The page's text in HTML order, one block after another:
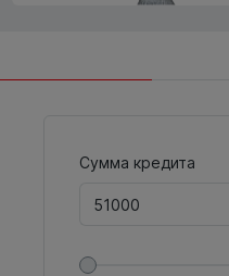
Сумма кредита